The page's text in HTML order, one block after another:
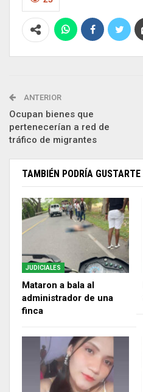
ANTERIOR
Ocupan bienes que
pertenecerían a red de
tráfico de migrantes
TAMBIÉN PODRÍA GUSTARTE
JUDICIALES
Mataron a bala al
administrador de una
finca